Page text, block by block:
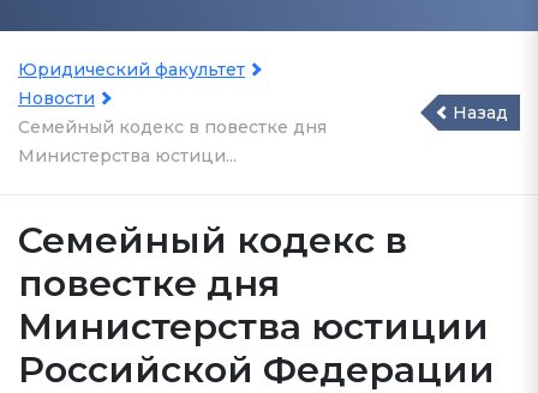
Юридический факультет
Новости
Семейный кодекс в повестке дня
Министерства юстици...
Назад
Семейный кодекс в
повестке дня
Министерства юстиции
Российской Федерации